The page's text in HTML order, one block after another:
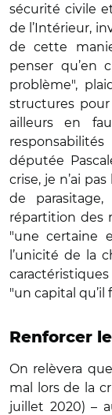
sécurité civile
de l’Intérieur,
de cette
penser qu’en
problème",
structures pour
ailleurs en
députée
crise, je n’ai
de
répartition des
"une certaine
l’unicité de la
"un capital
Renforcer
On relèvera
mal lors de la
juillet 2020) –